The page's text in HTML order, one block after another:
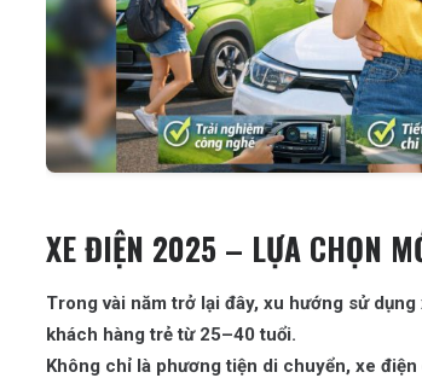
XE ĐIỆN 2025 – LỰA CHỌN
Trong vài năm trở lại đây, xu hướng sử
khách hàng trẻ từ 25–40 tuổi.
Không chỉ là phương tiện di chuyển, xe